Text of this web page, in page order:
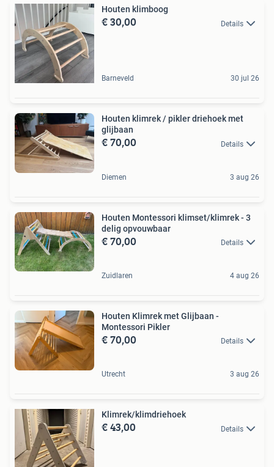
Houten klimboog
€ 30,00 Details
Barneveld 30 jul 26
Houten klimrek / pikler driehoek met
glijbaan
€ 70,00 Details
Diemen 3 aug 26
Houten Montessori klimset/klimrek - 3
delig opvouwbaar
€ 70,00 Details
Zuidlaren 4 aug 26
Houten Klimrek met Glijbaan -
Montessori Pikler
€ 70,00 Details
Utrecht 3 aug 26
Klimrek/klimdriehoek
€ 43,00 Details